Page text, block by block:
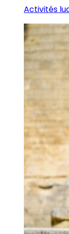
Activités